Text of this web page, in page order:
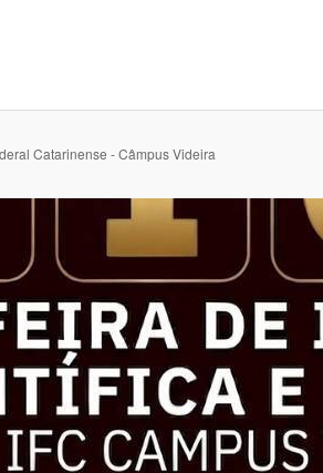
Catarinense - Câmpus Videira